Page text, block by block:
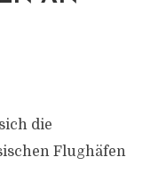
die
Flughäfen